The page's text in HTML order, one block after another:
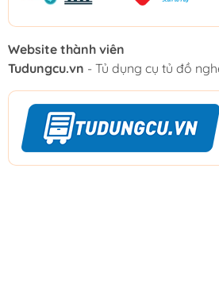
Website thành viên
Tudungcu.vn - Tủ dụng cụ tủ đồ